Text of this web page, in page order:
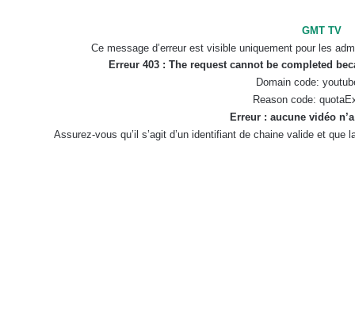
GMT TV
Ce message d’erreur est visible uniquement pour les
Erreur 403 : The request cannot be completed
Domain code:
Reason code:
Erreur : aucune vidéo
Assurez-vous qu’il s’agit d’un identifiant de chaine valide et